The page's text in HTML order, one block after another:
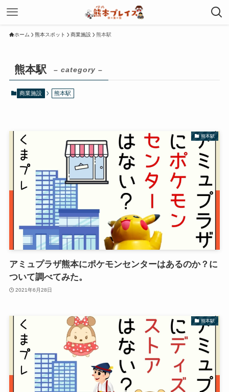
ホーム 熊本スポット 商業施設 熊本駅
熊本駅 – category –
商業施設 熊本駅
熊本駅
アミュプラザ熊本にポケモンセンターはあるのか？に
ついて調べてみた。
2021年6月28日
熊本駅